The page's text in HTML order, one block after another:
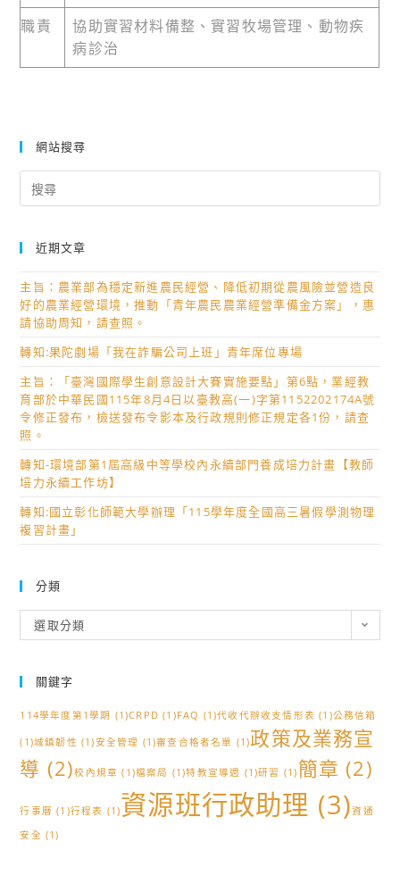
職責
協助實習材料備整、實習牧場管理、動物疾
病診治
網站搜尋
for:
近期文章
主旨：農業部為穩定新進農民經營、降低初期從農風險並營造良
好的農業經營環境，推動「青年農民農業經營準備金方案」，惠
請協助周知，請查照。
轉知:果陀劇場「我在詐騙公司上班」青年席位專場
主旨：「臺灣國際學生創意設計大賽實施要點」第6點，業經教
育部於中華民國115年8月4日以臺教高(一)字第1152202174A號
令修正發布，檢送發布令影本及行政規則修正規定各1份，請查
照。
轉知-環境部第1屆高級中等學校內永續部門養成培力計畫【教師
培力永續工作坊】
轉知:國立彰化師範大學辦理「115學年度全國高三暑假學測物理
複習計畫」
分類
類
選取分類
關鍵字
114學年度第1學期 (1)CRPD (1)FAQ (1)代收代辦收支情形表 (1)公務信箱
(1)城鎮韌性 (1)安全管理 (1)審查合格者名單 (1)政策及業務宣
導 (2)校內規章 (1)檔案局 (1)特教宣導週 (1)研習 (1) 簡章 (2)
行事曆 (1)行程表 (1)資源班行政助理 (3)資通
安全 (1)